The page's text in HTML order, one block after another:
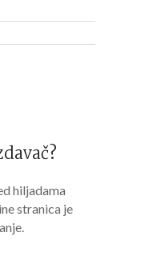
hiljadama
stranica je